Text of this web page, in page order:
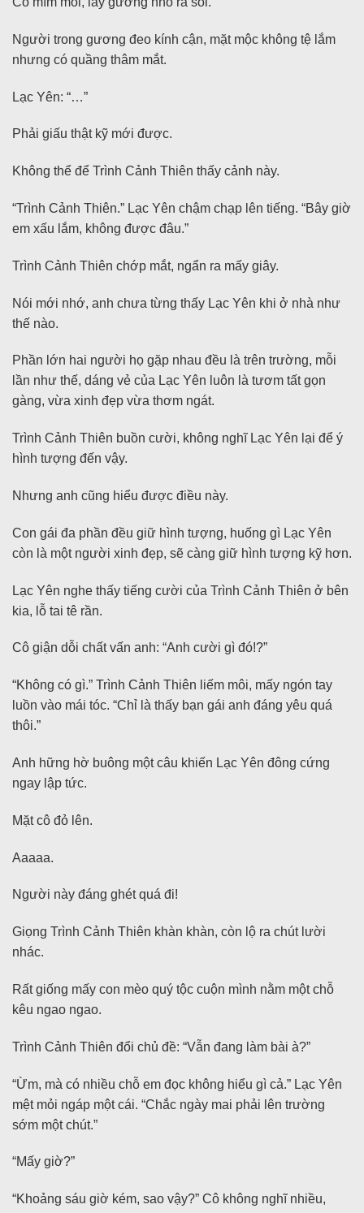
Người trong gương đeo kính cận, mặt mộc không tệ lắm
nhưng có quầng thâm mắt.
Lạc Yên: “…”
Phải giấu thật kỹ mới được.
Không thể để Trình Cảnh Thiên thấy cảnh này.
“Trình Cảnh Thiên.” Lạc Yên chậm chạp lên tiếng. “Bây giờ
em xấu lắm, không được đâu.”
Trình Cảnh Thiên chớp mắt, ngẩn ra mấy giây.
Nói mới nhớ, anh chưa từng thấy Lạc Yên khi ở nhà như
thế nào.
Phần lớn hai người họ gặp nhau đều là trên trường, mỗi
lần như thế, dáng vẻ của Lạc Yên luôn là tươm tất gọn
gàng, vừa xinh đẹp vừa thơm ngát.
Trình Cảnh Thiên buồn cười, không nghĩ Lạc Yên lại để ý
hình tượng đến vậy.
Nhưng anh cũng hiểu được điều này.
Con gái đa phần đều giữ hình tượng, huống gì Lạc Yên
còn là một người xinh đẹp, sẽ càng giữ hình tượng kỹ hơn.
Lạc Yên nghe thấy tiếng cười của Trình Cảnh Thiên ở bên
kia, lỗ tai tê rần.
Cô giận dỗi chất vấn anh: “Anh cười gì đó!?”
“Không có gì.” Trình Cảnh Thiên liếm môi, mấy ngón tay
luồn vào mái tóc. “Chỉ là thấy bạn gái anh đáng yêu quá
thôi.”
Anh hững hờ buông một câu khiến Lạc Yên đông cứng
ngay lập tức.
Mặt cô đỏ lên.
Aaaaa.
Người này đáng ghét quá đi!
Giọng Trình Cảnh Thiên khàn khàn, còn lộ ra chút lười
nhác.
Rất giống mấy con mèo quý tộc cuộn mình nằm một chỗ
kêu ngao ngao.
Trình Cảnh Thiên đổi chủ đề: “Vẫn đang làm bài à?”
“Ừm, mà có nhiều chỗ em đọc không hiểu gì cả.” Lạc Yên
mệt mỏi ngáp một cái. “Chắc ngày mai phải lên trường
sớm một chút.”
“Mấy giờ?”
“Khoảng sáu giờ kém, sao vậy?” Cô không nghĩ nhiều,